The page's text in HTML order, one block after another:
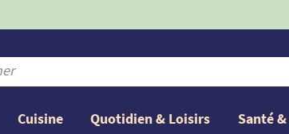
Cuisine Quotidien & Loisirs Santé